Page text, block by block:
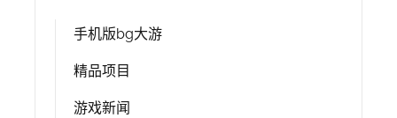
手机版bg大游
精品项目
游戏新闻